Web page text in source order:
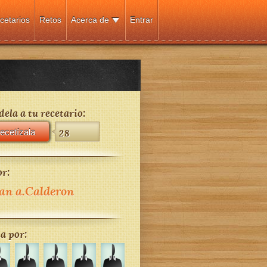
Entrar
Acerca de
Retos
a tu recetario:
28
a.Calderon
por: